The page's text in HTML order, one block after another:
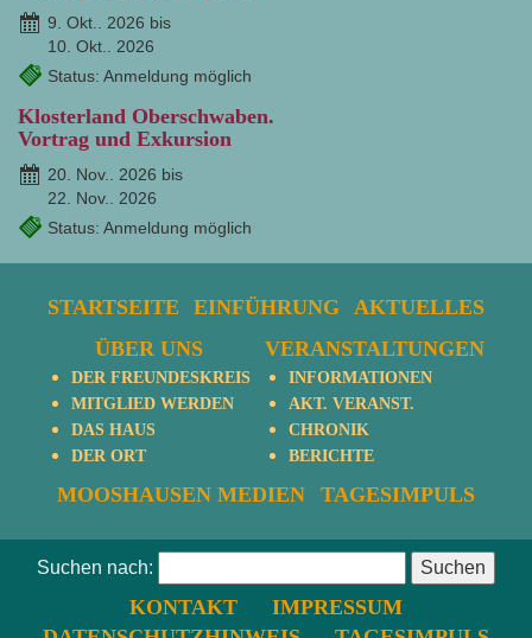
9. Okt.. 2026 bis
10. Okt.. 2026
Status: Anmeldung möglich
Klosterland Oberschwaben.
Vortrag und Exkursion
20. Nov.. 2026 bis
22. Nov.. 2026
Status: Anmeldung möglich
STARTSEITE EINFÜHRUNG
AKTUELLES
ÜBER UNS
DER FREUNDESKREIS
MITGLIED WERDEN
DAS HAUS
DER ORT
VERANSTALTUNGEN
INFORMATIONEN
AKT. VERANST.
CHRONIK
BERICHTE
MOOSHAUSEN MEDIEN TAGESIMPULS
Suchen nach:
KONTAKT
IMPRESSUM